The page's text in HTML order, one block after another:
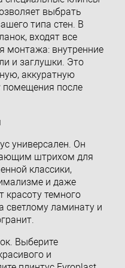
выбрать
типа стен. В
входят все
монтажа: внутренние
и заглушки. Это
аккуратную
помещения после
универсален. Он
штрихом для
классики,
и даже
красоту темного
светлому ламинату и
Выберите
и